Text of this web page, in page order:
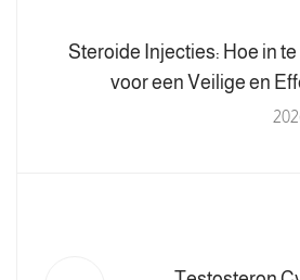
Steroide Injecties: Hoe in
voor een Veilige en